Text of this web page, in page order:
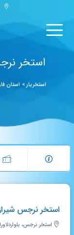
استخر
استخریار> استان
استخر نرجس
استخر نرجس،